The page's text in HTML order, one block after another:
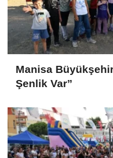
Manisa
Şenlik Var”